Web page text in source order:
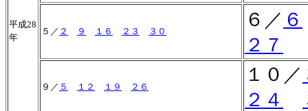
平成28
年
５／ ２ ９ １６ ２３ ３０
６／ ６
２７
９／ ５ １２ １９ ２６
１０／
２４